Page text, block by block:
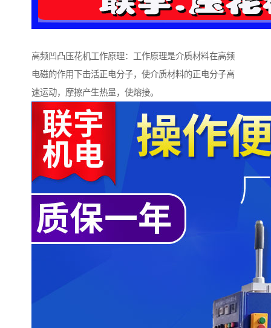
高频凹凸压花机工作原理：工作原理是介质材料在高频
电磁的作用下击活正电分子，使介质材料的正电分子高
速运动，摩擦产生热量，使熔接。